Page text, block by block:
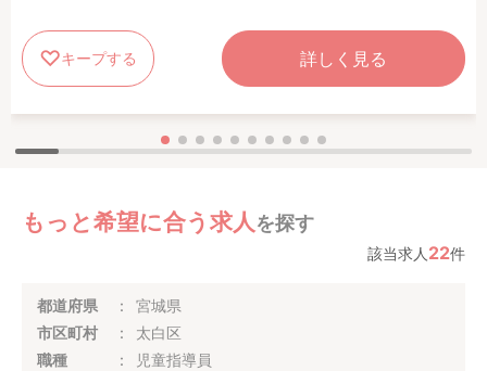
キープする 詳しく見る
もっと希望に合う求人 を探す
該当求人 22件
都道府県
宮城県
市区町村
太白区
職種
児童指導員